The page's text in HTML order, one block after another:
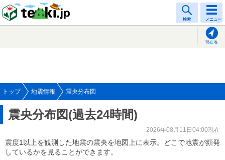
検索 メニュー
現在地
トップ 地震情報 震央分布図
震央分布図(過去24時間)
2026年08月11日04:00現在
震度1以上を観測した地震の震央を地図上に表示。どこで地震が頻発
しているかを見ることができます。